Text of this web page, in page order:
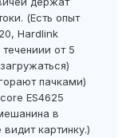
(Есть опыт
Hardlink
от 5
пачками)
ES4625
в
картинку.)